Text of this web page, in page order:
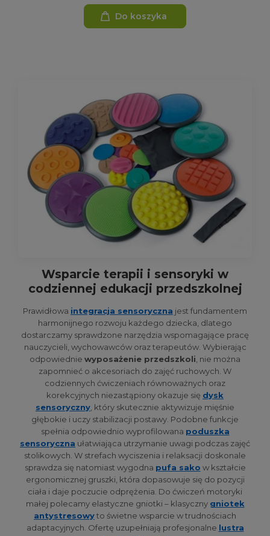
Do koszyka
Wsparcie terapii i sensoryki w
codziennej edukacji przedszkolnej
Prawidłowa integracja sensoryczna jest fundamentem
harmonijnego rozwoju każdego dziecka, dlatego
dostarczamy sprawdzone narzędzia wspomagające pracę
nauczycieli, wychowawców oraz terapeutów. Wybierając
odpowiednie wyposażenie przedszkoli , nie można
zapomnieć o akcesoriach do zajęć ruchowych. W
codziennych ćwiczeniach równoważnych oraz
korekcyjnych niezastąpiony okazuje się dysk
sensoryczny , który skutecznie aktywizuje mięśnie
głębokie i uczy stabilizacji postawy. Podobne funkcje
spełnia odpowiednio wyprofilowana poduszka
sensoryczna ułatwiająca utrzymanie uwagi podczas zajęć
stolikowych. W strefach wyciszenia i relaksacji doskonale
sprawdza się natomiast wygodna pufa sako w kształcie
ergonomicznej gruszki, która dopasowuje się do pozycji
ciała i daje poczucie odprężenia. Do ćwiczeń motoryki
małej polecamy elastyczne gniotki – klasyczny gniotek
antystresowyto świetne wsparcie w trudnościach
adaptacyjnych. Ofertę uzupełniają profesjonalne lustra